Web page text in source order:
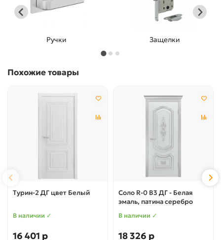
Защелки
Фиксатор
Похожие товары
Турин-2 ДГ цвет Белый
В наличии ✓
16 401 р
Соло R-0 B3 ДГ - Белая
эмаль, патина серебро
В наличии ✓
18 326 р